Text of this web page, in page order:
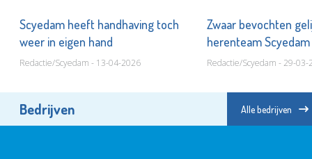
Scyedam heeft handhaving toch
weer in eigen hand
Redactie/Scyedam - 13-04-2026
Zwaar bevochten
herenteam Scyedam
Redactie/Scyedam - 29-03-
Bedrijven Alle bedrijven